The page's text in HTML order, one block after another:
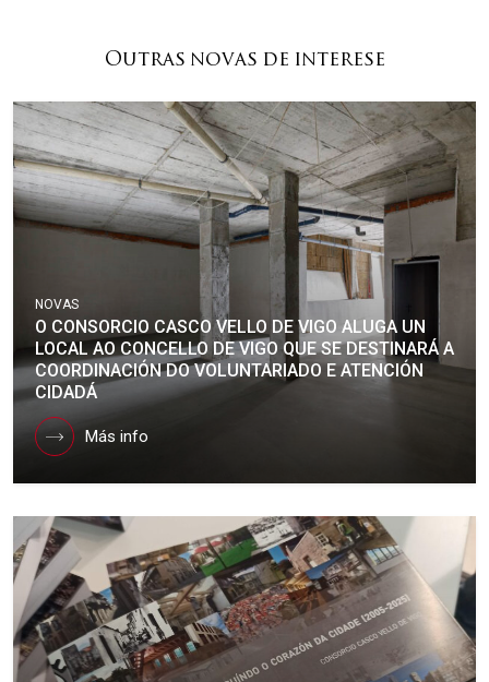
Outras novas de interese
NOVAS
O CONSORCIO CASCO VELLO DE VIGO ALUGA UN
LOCAL AO CONCELLO DE VIGO QUE SE DESTINARÁ A
COORDINACIÓN DO VOLUNTARIADO E ATENCIÓN
CIDADÁ
Más info